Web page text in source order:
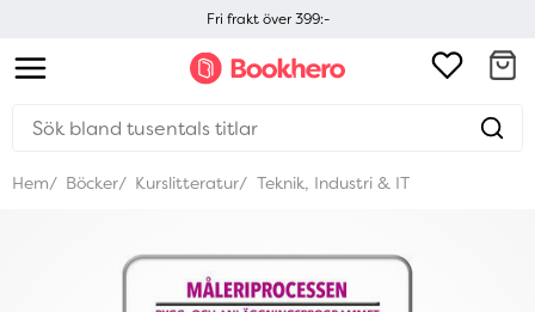
Fri frakt över 399:-
Hem Böcker Kurslitteratur Teknik, Industri & IT